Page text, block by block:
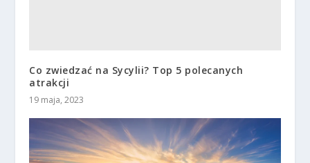
Co zwiedzać na Sycylii? Top 5 polecanych
atrakcji
19 maja, 2023